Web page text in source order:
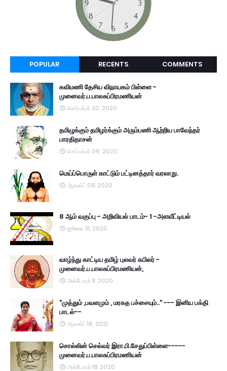
POPULAR RECENTS COMMENTS
கவிமணி தேசிய விநாயகம் பிள்ளை -
முனைவர்.ப.பாலசுப்பிரமணியன்
செப்டம்பர் 20, 2020
தமிழுக்கும் தமிழர்க்கும் அரும்பணி ஆற்றிய பாவேந்தர்
பாரதிதாசன்
செப்டம்பர் 06, 2020
மெய்ப்பொருள் காட்டும் பட்டினத்தார் வரலாறு.
ஆகஸ்ட் 08, 2020
8 ஆம் வகுப்பு - அறிவியல் பாடம்- 1 -அளவீட்டியல்
ஜூலை 31, 2020
வாழ்ந்து காட்டிய தமிழ் புலவர் கபிலர் -
முனைவர்.ப.பாலசுப்பிரமணியன்,
அக்டோபர் 11, 2020
"முத்தும் ,பவளமும் , மரகத பச்சையும்.." --- இனிய பக்தி
பாடல்--
ஆகஸ்ட் 16, 2021
சொல்லின் செல்வர் இரா.பி.சேதுப்பிள்ளை-----
முனைவர்.ப.பாலசுப்பிரமணியன்
அக்டோபர் 18, 2020